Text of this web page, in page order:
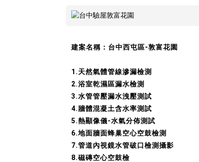
建案名稱：台中西屯區-敦富花園
1.天然氣體管線滲漏檢測
2.浴室乾濕區漏水檢測
3.水管管壓漏水洩壓測試
4.牆體混凝土含水率測試
5.熱顯像儀-水氣分佈測試
6.地面牆面蜂巢空心空鼓檢測
7.管道內視鏡水管破口檢測攝影
8.磁磚空心空鼓檢